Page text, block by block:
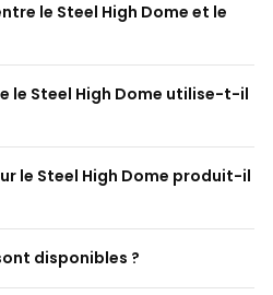
le Steel High Dome et le
le Steel High Dome utilise-t-il
le Steel High Dome produit-il
disponibles ?